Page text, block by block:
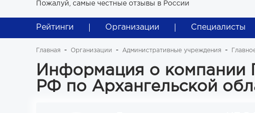
Пожалуй, самые честные отзывы в России
Рейтинги Организации Специалисты
Главная Организации Административные учреждения
Информация о компании
РФ по Архангельской